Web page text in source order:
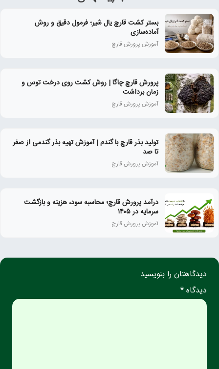
بستر کشت قارچ یال شیر؛ فرمول دقیق و روش
آماده‌سازی
آموزش پرورش قارچ
پرورش قارچ چاگا | روش کشت روی درخت توس و
زمان برداشت
آموزش پرورش قارچ
تولید بذر قارچ با گندم | آموزش تهیه بذر گندمی از صفر
تا صد
آموزش پرورش قارچ
درآمد پرورش قارچ؛ محاسبه سود، هزینه و بازگشت
سرمایه در ۱۴۰۵
آموزش پرورش قارچ
دیدگاهتان را بنویسید
دیدگاه *